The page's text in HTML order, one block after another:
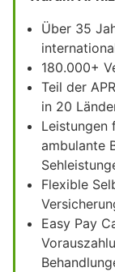
Über 35
180.000+
Teil der
in 20
Leistungen
ambulante
Flexible
Easy Pay